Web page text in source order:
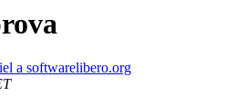
a softwarelibero.org